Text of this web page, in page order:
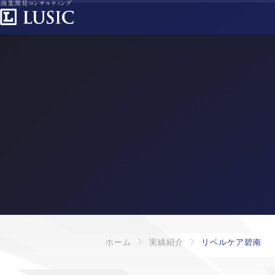
ホーム 実績紹介 リベルケア碧南